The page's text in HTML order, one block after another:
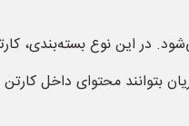
در این نوع بسته‌بندی،
محتوای داخل کارتن